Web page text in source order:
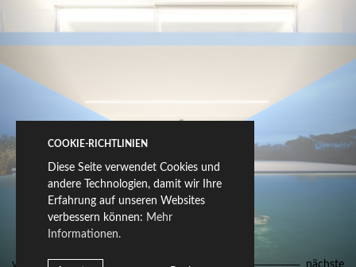
vorherige nächste
COOKIE-RICHTLINIEN
Diese Seite verwendet Cookies und
andere Technologien, damit wir Ihre
Erfahrung auf unseren Websites
verbessern können: Mehr
Informationen.